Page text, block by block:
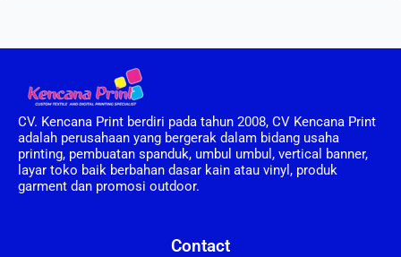
CV. Kencana Print berdiri pada tahun 2008, CV Kencana Print
adalah perusahaan yang bergerak dalam bidang usaha
printing, pembuatan spanduk, umbul umbul, vertical banner,
layar toko baik berbahan dasar kain atau vinyl, produk
garment dan promosi outdoor.
Contact